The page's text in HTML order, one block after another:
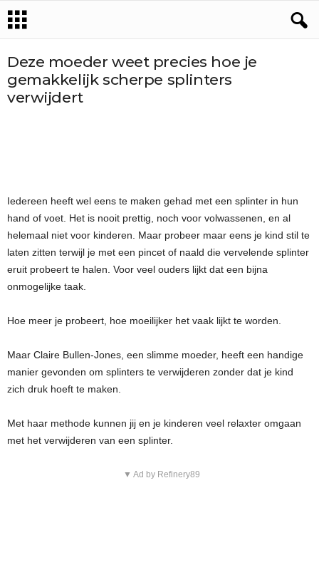
Deze moeder weet precies hoe je
gemakkelijk scherpe splinters
verwijdert
Iedereen heeft wel eens te maken gehad met een splinter in hun
hand of voet. Het is nooit prettig, noch voor volwassenen, en al
helemaal niet voor kinderen. Maar probeer maar eens je kind stil te
laten zitten terwijl je met een pincet of naald die vervelende splinter
eruit probeert te halen. Voor veel ouders lijkt dat een bijna
onmogelijke taak.
Hoe meer je probeert, hoe moeilijker het vaak lijkt te worden.
Maar Claire Bullen-Jones, een slimme moeder, heeft een handige
manier gevonden om splinters te verwijderen zonder dat je kind
zich druk hoeft te maken.
Met haar methode kunnen jij en je kinderen veel relaxter omgaan
met het verwijderen van een splinter.
▼ Ad by Refinery89